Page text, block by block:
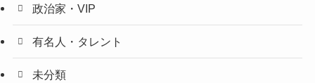
政治家・VIP
有名人・タレント
未分類